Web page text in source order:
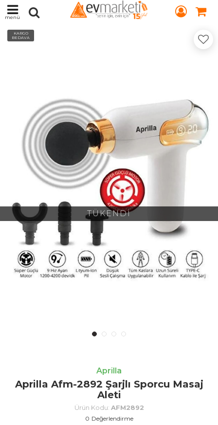
menü
TÜKENDİ
KARGO
BEDAVA
Aprilla
Aprilla Afm-2892 Şarjlı Sporcu Masaj
Aleti
Ürün Kodu: AFM2892
0 Değerlendirme